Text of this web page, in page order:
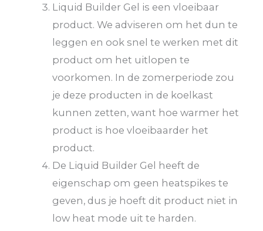
Liquid Builder Gel is een vloeibaar
product. We adviseren om het dun te
leggen en ook snel te werken met dit
product om het uitlopen te
voorkomen. In de zomerperiode zou
je deze producten in de koelkast
kunnen zetten, want hoe warmer het
product is hoe vloeibaarder het
product.
De Liquid Builder Gel heeft de
eigenschap om geen heatspikes te
geven, dus je hoeft dit product niet in
low heat mode uit te harden.